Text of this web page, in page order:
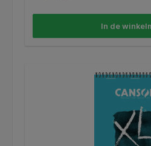
In de